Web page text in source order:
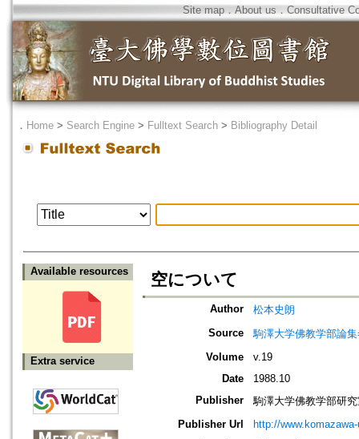
Site map．About us ． Consultative
． Home > Search Engine > Fulltext Search > Bibliography Detail
Available resources
Extra service
空について
Author
松本史朗
Source
駒澤大学佛教学部論
Volume
v.19
Date
1988.10
Publisher
駒澤大学佛教学部研
Publisher Url
http://